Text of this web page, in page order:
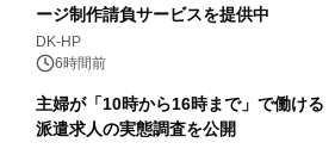
ージ制作請負サービスを提供中
DK-HP
6時間前
主婦が「10時から16時まで」で働ける
派遣求人の実態調査を公開